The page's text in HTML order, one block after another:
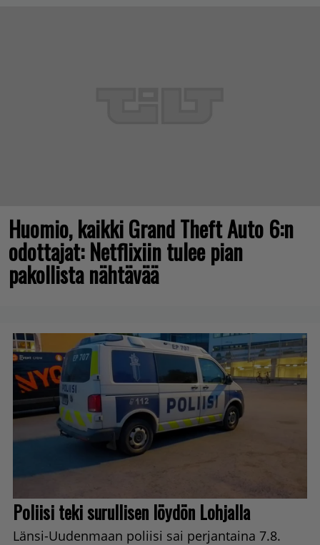
Huomio, kaikki Grand Theft Auto 6:n
odottajat: Netflixiin tulee pian
pakollista nähtävää